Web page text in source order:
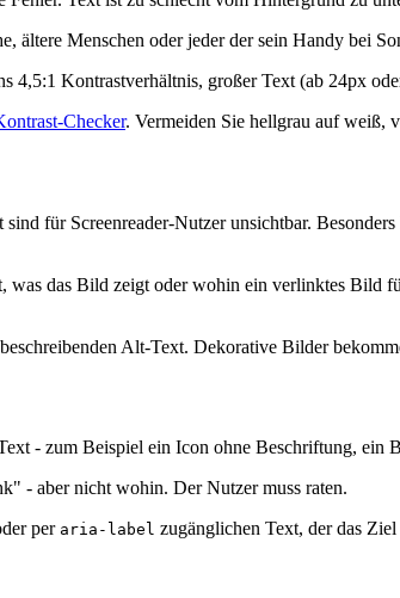
ältere Menschen oder jeder der sein Handy bei
4,5:1 Kontrastverhältnis, großer Text (ab 24px
Checker. Vermeiden Sie hellgrau auf weiß,
für Screenreader-Nutzer unsichtbar.
was das Bild zeigt oder wohin ein verlinktes Bild
Alt-Text. Dekorative Bilder
- zum Beispiel ein Icon ohne Beschriftung,
- aber nicht wohin. Der Nutzer muss raten.
per aria-label zugänglichen Text, der das